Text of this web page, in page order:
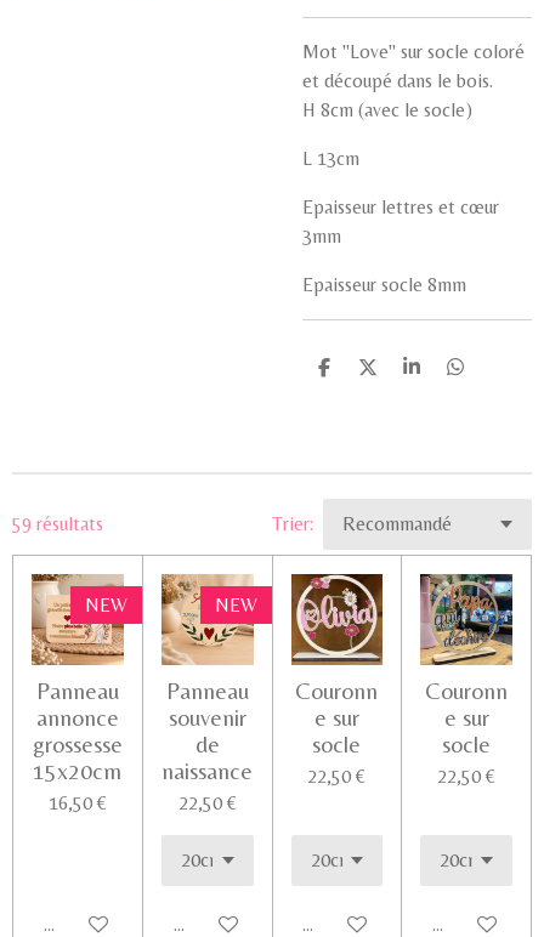
Mot "Love" sur socle coloré
et découpé dans le bois.
H 8cm (avec le socle)
L 13cm
Epaisseur lettres et cœur
3mm
Epaisseur socle 8mm
P
g
P
g
P
g
P
g
59 résultats Trier:
NEW
Panneau
annonce
grossesse
15x20cm
16,50 €
Ajouter au panier
NEW
Panneau
souvenir
de
naissance
22,50 €
Voir les détails
Couronn
e sur
socle
22,50 €
Voir les détails
Couronn
e sur
socle
22,50 €
Ajouter au